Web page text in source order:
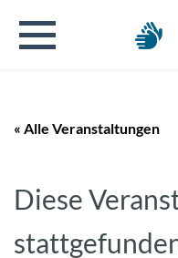
« Alle Veranstaltungen
Diese